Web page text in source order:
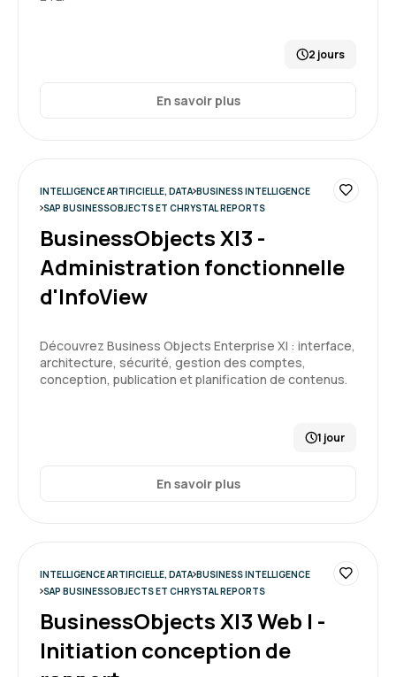
2 jours
En savoir plus
INTELLIGENCE ARTIFICIELLE, DATA BUSINESS INTELLIGENCE
SAP BUSINESSOBJECTS ET CHRYSTAL REPORTS
BusinessObjects XI3 -
Administration fonctionnelle
d'InfoView
Découvrez Business Objects Enterprise XI : interface,
architecture, sécurité, gestion des comptes,
conception, publication et planification de contenus.
1 jour
En savoir plus
INTELLIGENCE ARTIFICIELLE, DATA BUSINESS INTELLIGENCE
SAP BUSINESSOBJECTS ET CHRYSTAL REPORTS
BusinessObjects XI3 Web I -
Initiation conception de